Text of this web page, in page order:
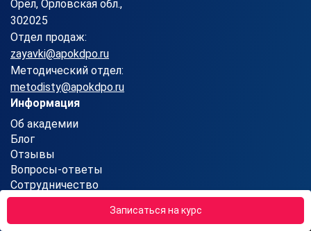
Записаться на курс
Орёл, Орловская обл.,
302025
Отдел продаж:
zayavki@apokdpo.ru
Методический отдел:
metodisty@apokdpo.ru
Информация
Об академии
Блог
Отзывы
Вопросы-ответы
Сотрудничество
Контакты